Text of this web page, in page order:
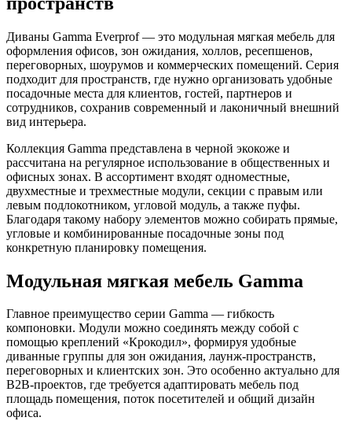
Диваны Gamma Everprof — это модульная мягкая мебель для
оформления офисов, зон ожидания, холлов, ресепшенов,
переговорных, шоурумов и коммерческих помещений. Серия
подходит для пространств, где нужно организовать удобные
посадочные места для клиентов, гостей, партнеров и
сотрудников, сохранив современный и лаконичный внешний
вид интерьера.
Коллекция Gamma представлена в черной экокоже и
рассчитана на регулярное использование в общественных и
офисных зонах. В ассортимент входят одноместные,
двухместные и трехместные модули, секции с правым или
левым подлокотником, угловой модуль, а также пуфы.
Благодаря такому набору элементов можно собирать прямые,
угловые и комбинированные посадочные зоны под
конкретную планировку помещения.
Модульная мягкая мебель Gamma
Главное преимущество серии Gamma — гибкость
компоновки. Модули можно соединять между собой с
помощью креплений «Крокодил», формируя удобные
диванные группы для зон ожидания, лаунж-пространств,
переговорных и клиентских зон. Это особенно актуально для
B2B-проектов, где требуется адаптировать мебель под
площадь помещения, поток посетителей и общий дизайн
офиса.